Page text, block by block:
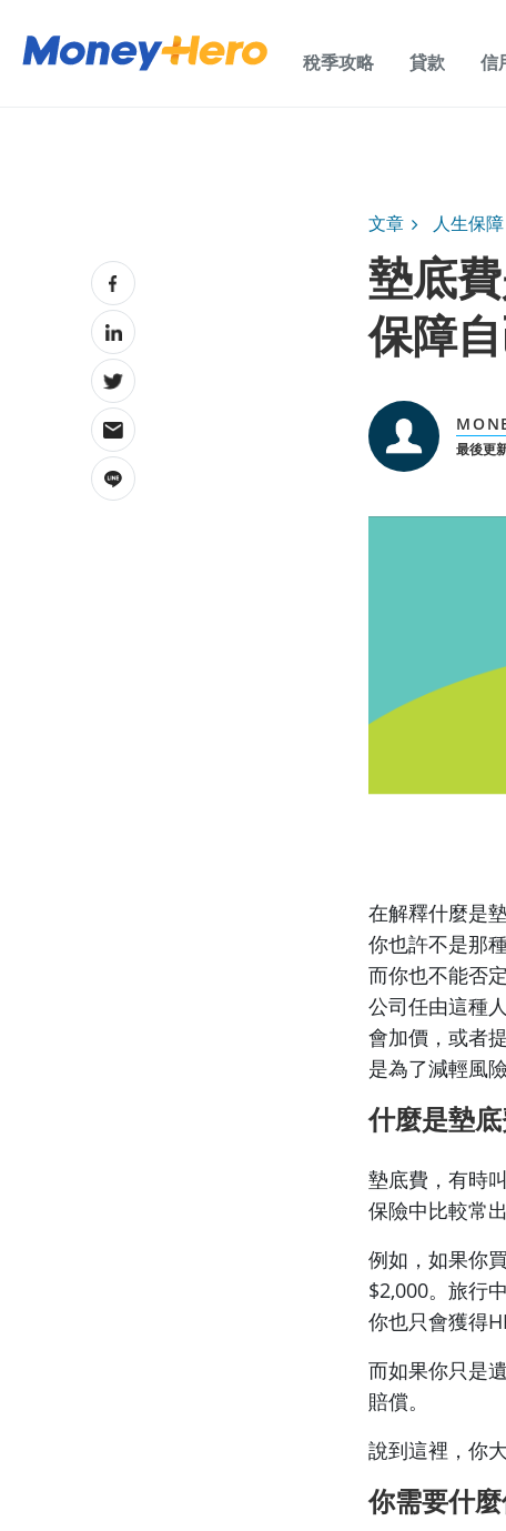
稅季攻略 貸款 信
文章 人生保障
墊底
保障
最後更
在解釋什麼是
你也許不是那
而你也不能否
公司任由這種
會加價，或者
是為了減輕風
什麼是墊底
墊底費，有時
保險中比較常
例如，如果你
$2,000。旅行
你也只會獲得
而如果你只是
賠償。
說到這裡，你
你需要什